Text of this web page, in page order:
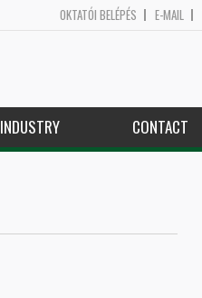
OKTATÓI BELÉPÉS E-MAIL
INDUSTRY CONTACT